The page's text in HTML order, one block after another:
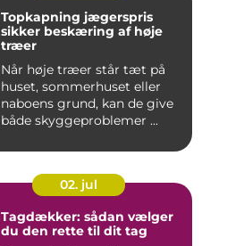
Topkapning jægerspris
sikker beskæring af høje
træer
Når høje træer står tæt på
huset, sommerhuset eller
naboens grund, kan de give
både skyggeproblemer ...
02. jul
Tagdækker: sådan vælger
du den rette til dit tag